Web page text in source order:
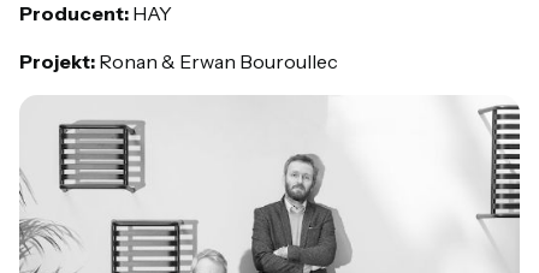
Producent: HAY
Projekt: Ronan & Erwan Bouroullec